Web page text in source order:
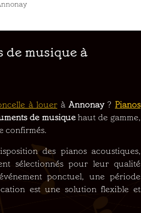
de musique à
à louer àAnnonay? Pianos
de musiquehaut de gamme,
confirmés.
des pianos acoustiques,
sélectionnés pour leur qualité
ponctuel, une période
est une solution flexible et